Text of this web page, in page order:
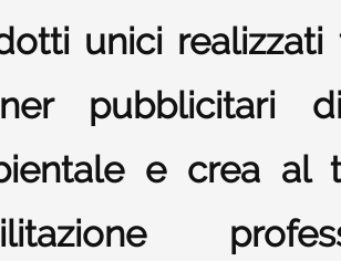
unici
pubblicitari
e crea al